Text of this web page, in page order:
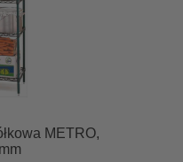
METRO,